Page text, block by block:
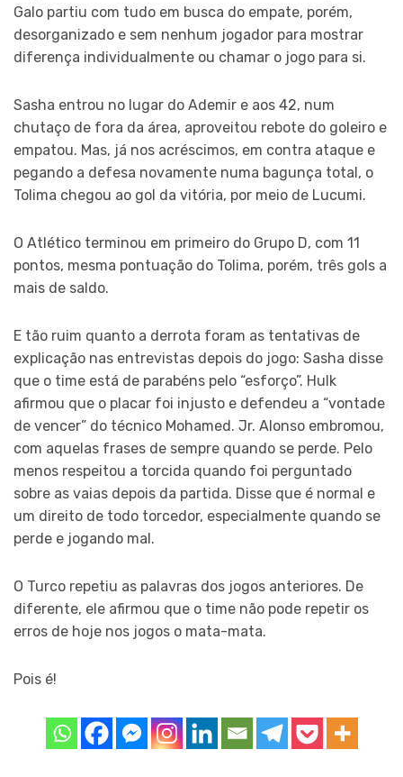
Galo partiu com tudo em busca do empate, porém,
desorganizado e sem nenhum jogador para mostrar
diferença individualmente ou chamar o jogo para si.
Sasha entrou no lugar do Ademir e aos 42, num
chutaço de fora da área, aproveitou rebote do goleiro e
empatou. Mas, já nos acréscimos, em contra ataque e
pegando a defesa novamente numa bagunça total, o
Tolima chegou ao gol da vitória, por meio de Lucumi.
O Atlético terminou em primeiro do Grupo D, com 11
pontos, mesma pontuação do Tolima, porém, três gols a
mais de saldo.
E tão ruim quanto a derrota foram as tentativas de
explicação nas entrevistas depois do jogo: Sasha disse
que o time está de parabéns pelo “esforço”. Hulk
afirmou que o placar foi injusto e defendeu a “vontade
de vencer” do técnico Mohamed. Jr. Alonso embromou,
com aquelas frases de sempre quando se perde. Pelo
menos respeitou a torcida quando foi perguntado
sobre as vaias depois da partida. Disse que é normal e
um direito de todo torcedor, especialmente quando se
perde e jogando mal.
O Turco repetiu as palavras dos jogos anteriores. De
diferente, ele afirmou que o time não pode repetir os
erros de hoje nos jogos o mata-mata.
Pois é!